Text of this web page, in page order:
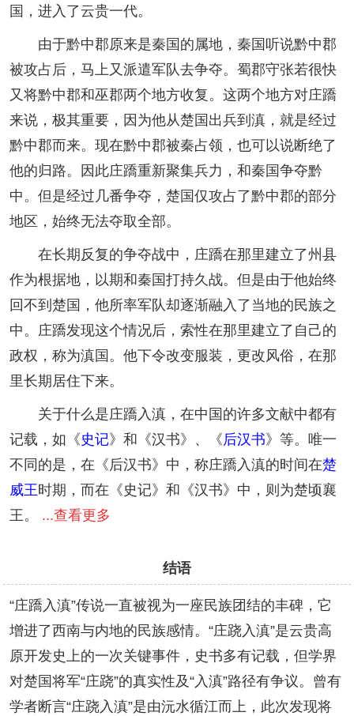
国，进入了云贵一代。
由于黔中郡原来是秦国的属地，秦国听说黔中郡
被攻占后，马上又派遣军队去争夺。蜀郡守张若很快
又将黔中郡和巫郡两个地方收复。这两个地方对庄蹻
来说，极其重要，因为他从楚国出兵到滇，就是经过
黔中郡而来。现在黔中郡被秦占领，也可以说断绝了
他的归路。因此庄蹻重新聚集兵力，和秦国争夺黔
中。但是经过几番争夺，楚国仅攻占了黔中郡的部分
地区，始终无法夺取全部。
在长期反复的争夺战中，庄蹻在那里建立了州县
作为根据地，以期和秦国打持久战。但是由于他始终
回不到楚国，他所率军队却逐渐融入了当地的民族之
中。庄蹻发现这个情况后，索性在那里建立了自己的
政权，称为滇国。他下令改变服装，更改风俗，在那
里长期居住下来。
关于什么是庄蹻入滇，在中国的许多文献中都有
记载，如《史记》和《汉书》、《后汉书》等。唯一
不同的是，在《后汉书》中，称庄蹻入滇的时间在楚
威王时期，而在《史记》和《汉书》中，则为楚顷襄
王。 ...查看更多
结语
“庄蹻入滇”传说一直被视为一座民族团结的丰碑，它
增进了西南与内地的民族感情。“庄跷入滇”是云贵高
原开发史上的一次关键事件，史书多有记载，但学界
对楚国将军“庄跷”的真实性及“入滇”路径有争议。曾有
学者断言“庄跷入滇”是由沅水循江而上，此次发现将